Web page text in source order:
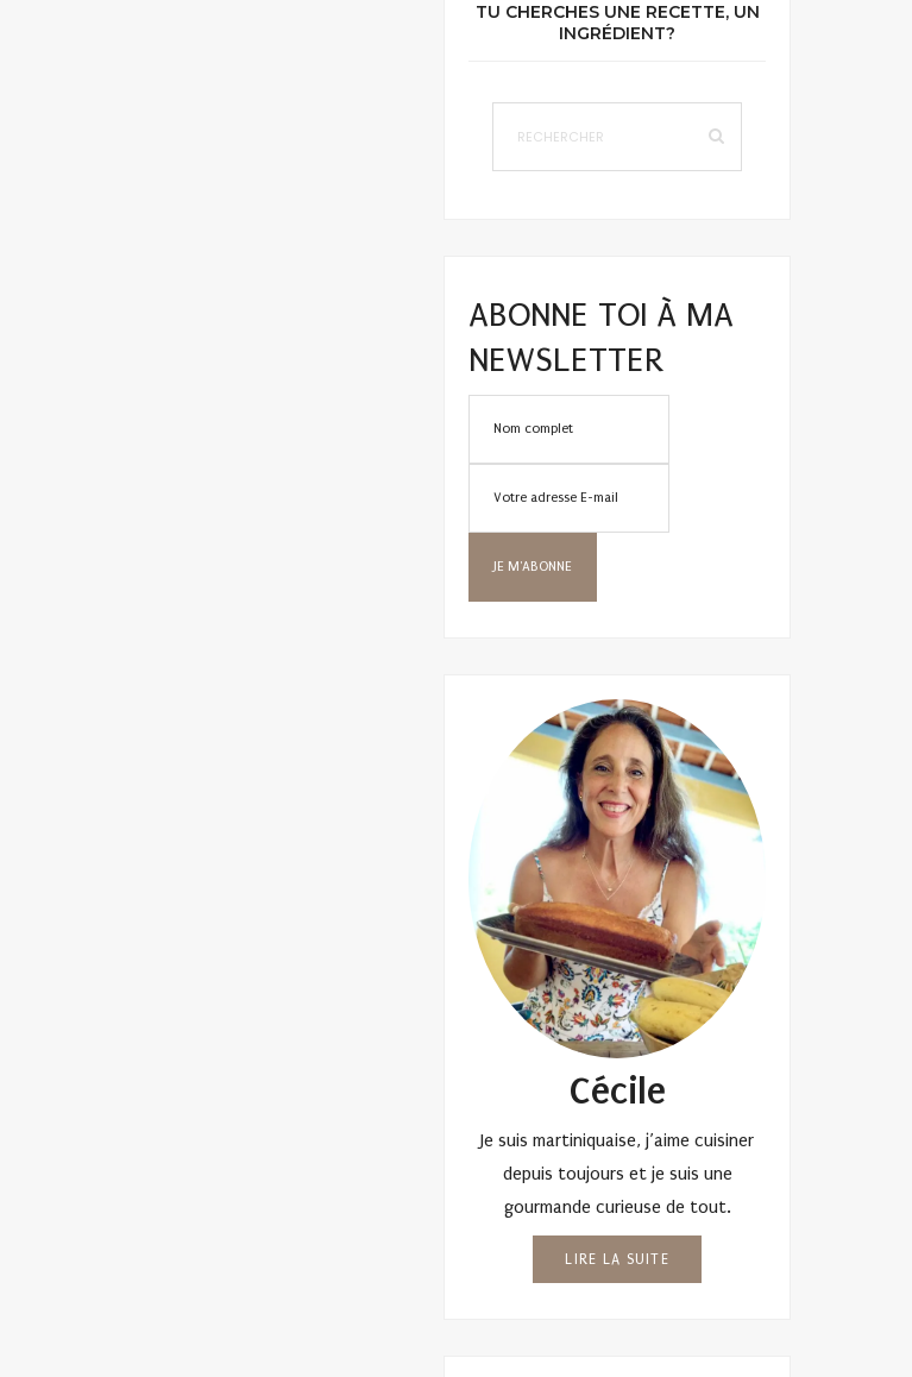
TU CHERCHES UNE RECETTE, UN
INGRÉDIENT?
ABONNE TOI À MA
NEWSLETTER
Cécile
Je suis martiniquaise, j’aime cuisiner
depuis toujours et je suis une
gourmande curieuse de tout.
LIRE LA SUITE